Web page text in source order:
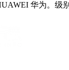
华为。级